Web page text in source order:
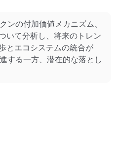
ンの付加価値メカニズム、
いて分析し、将来のトレン
とエコシステムの統合が
する一方、潜在的な落とし